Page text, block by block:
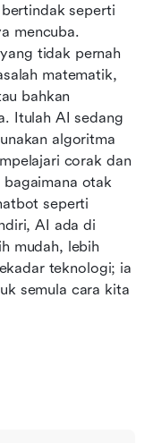
seperti
mencuba.
tidak pernah
matematik,
bahkan
Itulah AI sedang
algoritma
corak dan
otak
seperti
AI ada di
mudah, lebih
teknologi; ia
semula cara kita